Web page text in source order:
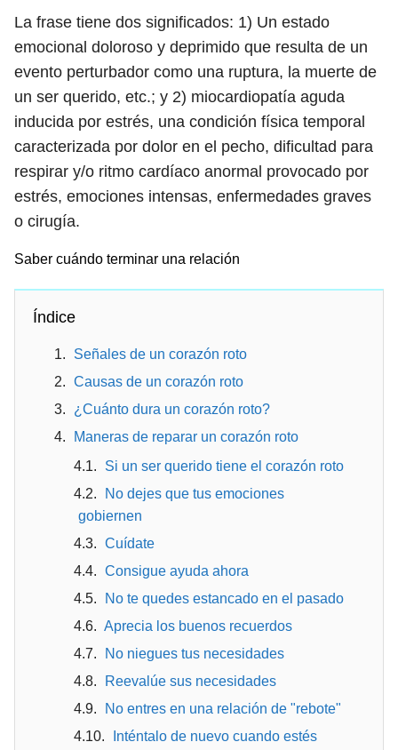
La frase tiene dos significados: 1) Un estado
emocional doloroso y deprimido que resulta de un
evento perturbador como una ruptura, la muerte de
un ser querido, etc.; y 2) miocardiopatía aguda
inducida por estrés, una condición física temporal
caracterizada por dolor en el pecho, dificultad para
respirar y/o ritmo cardíaco anormal provocado por
estrés, emociones intensas, enfermedades graves
o cirugía.
Saber cuándo terminar una relación
Índice
Señales de un corazón roto
Causas de un corazón roto
¿Cuánto dura un corazón roto?
Maneras de reparar un corazón roto
Si un ser querido tiene el corazón roto
No dejes que tus emociones
gobiernen
Cuídate
Consigue ayuda ahora
No te quedes estancado en el pasado
Aprecia los buenos recuerdos
No niegues tus necesidades
Reevalúe sus necesidades
No entres en una relación de "rebote"
Inténtalo de nuevo cuando estés